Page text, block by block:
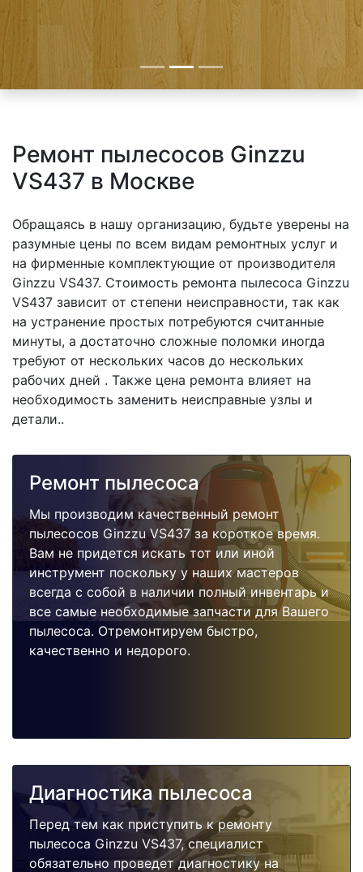
Ремонт пылесосов Ginzzu
VS437 в Москве
Обращаясь в нашу организацию, будьте уверены на
разумные цены по всем видам ремонтных услуг и
на фирменные комплектующие от производителя
Ginzzu VS437. Стоимость ремонта пылесоса Ginzzu
VS437 зависит от степени неисправности, так как
на устранение простых потребуются считанные
минуты, а достаточно сложные поломки иногда
требуют от нескольких часов до нескольких
рабочих дней . Также цена ремонта влияет на
необходимость заменить неисправные узлы и
детали..
Ремонт пылесоса
Мы производим качественный ремонт
пылесосов Ginzzu VS437 за короткое время.
Вам не придется искать тот или иной
инструмент поскольку у наших мастеров
всегда с собой в наличии полный инвентарь и
все самые необходимые запчасти для Вашего
пылесоса. Отремонтируем быстро,
качественно и недорого.
Диагностика пылесоса
Перед тем как приступить к ремонту
пылесоса Ginzzu VS437, специалист
обязательно проведет диагностику на